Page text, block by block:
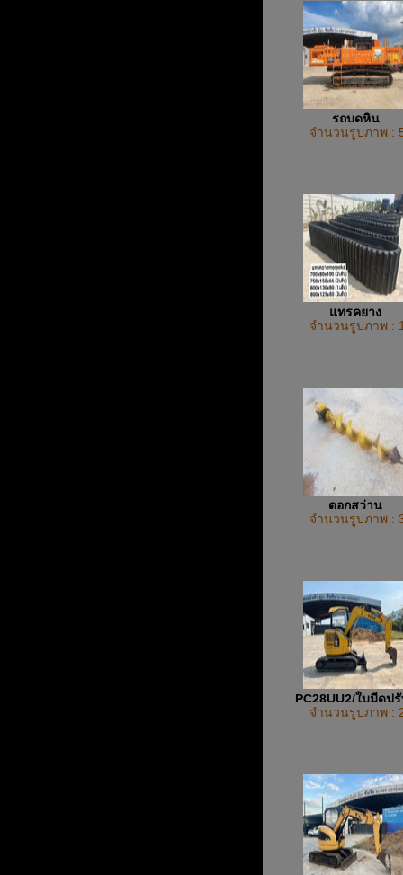
รถบดหิน
จำนวนรูปภาพ :
แทรคยาง
จำนวนรูปภาพ :
ดอกสว่าน
จำนวนรูปภาพ :
PC28UU2/ใบมีดป
ทิศทาง
จำนวนรูปภาพ :